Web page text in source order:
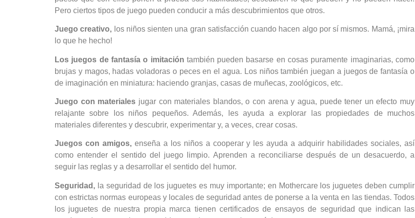
Pero ciertos tipos de juego pueden conducir a más descubrimientos que otros.
Juego creativo, los niños sienten una gran satisfacción cuando hacen algo por sí mismos. Mamá, ¡mira
lo que he hecho!
Los juegos de fantasía o imitación también pueden basarse en cosas puramente imaginarias, como
brujas y magos, hadas voladoras o peces en el agua. Los niños también juegan a juegos de fantasía o
de imaginación en miniatura: haciendo granjas, casas de muñecas, zoológicos, etc.
Juego con materiales jugar con materiales blandos, o con arena y agua, puede tener un efecto muy
relajante sobre los niños pequeños. Además, les ayuda a explorar las propiedades de muchos
materiales diferentes y descubrir, experimentar y, a veces, crear cosas.
Juegos con amigos, enseña a los niños a cooperar y les ayuda a adquirir habilidades sociales, así
como entender el sentido del juego limpio. Aprenden a reconciliarse después de un desacuerdo, a
seguir las reglas y a desarrollar el sentido del humor.
Seguridad, la seguridad de los juguetes es muy importante; en Mothercare los juguetes deben cumplir
con estrictas normas europeas y locales de seguridad antes de ponerse a la venta en las tiendas. Todos
los juguetes de nuestra propia marca tienen certificados de ensayos de seguridad que indican las